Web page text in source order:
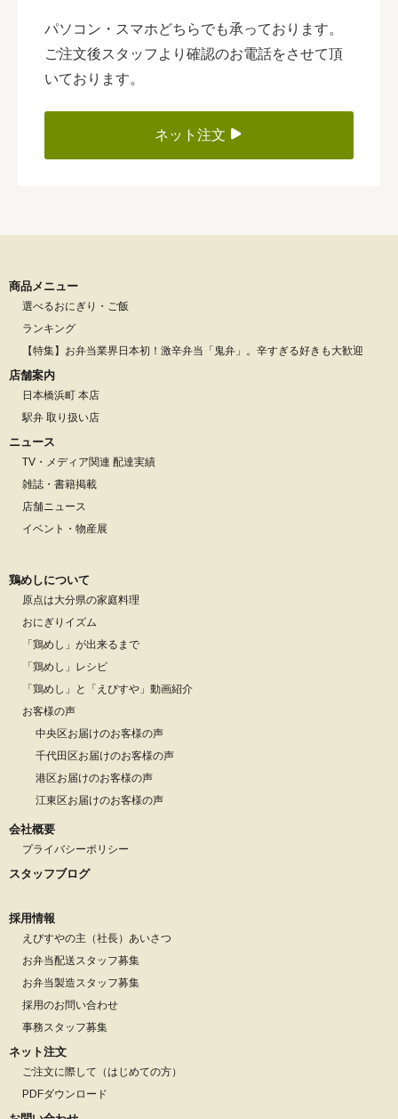
パソコン・スマホどちらでも承っております。
ご注文後スタッフより確認のお電話をさせて頂
いております。
ネット注文
商品メニュー
選べるおにぎり・ご飯
ランキング
【特集】お弁当業界日本初！激辛弁当「鬼弁」。辛すぎる好きも大歓迎
店舗案内
日本橋浜町 本店
駅弁 取り扱い店
ニュース
TV・メディア関連 配達実績
雑誌・書籍掲載
店舗ニュース
イベント・物産展
鶏めしについて
原点は大分県の家庭料理
おにぎりイズム
「鶏めし」が出来るまで
「鶏めし」レシピ
「鶏めし」と「えびすや」動画紹介
お客様の声
中央区お届けのお客様の声
千代田区お届けのお客様の声
港区お届けのお客様の声
江東区お届けのお客様の声
会社概要
プライバシーポリシー
スタッフブログ
採用情報
えびすやの主（社長）あいさつ
お弁当配送スタッフ募集
お弁当製造スタッフ募集
採用のお問い合わせ
事務スタッフ募集
ネット注文
ご注文に際して（はじめての方）
PDFダウンロード